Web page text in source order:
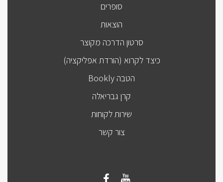
סופרים
הוצאות
סרטון הדרכה מקוצר
כיצד לקרוא (הורדת אפליקציה)
הטבה Bookly
קרן גבריאלה
שירות לקוחות
צור קשר